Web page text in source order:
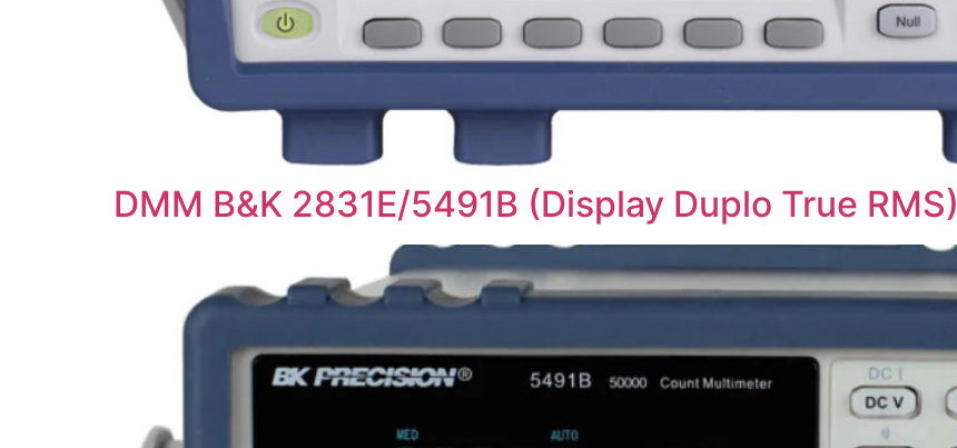
DMM B&K 2831E/5491B (Display Duplo True RMS)